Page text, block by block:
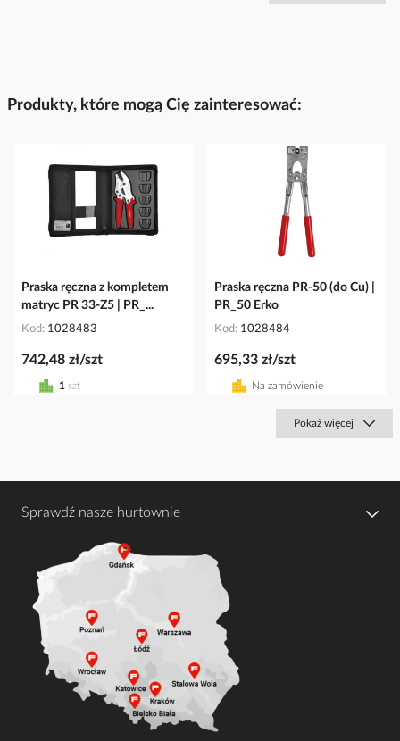
Produkty, które mogą Cię zainteresować:
Praska ręczna z kompletem
matryc PR 33-Z5 | PR_...
Kod 1028483
742,48 zł/szt
1 szt
Praska ręczna PR-50 (do Cu) |
PR_50 Erko
Kod 1028484
695,33 zł/szt
Na zamówienie
Pokaż więcej
Sprawdź nasze hurtownie